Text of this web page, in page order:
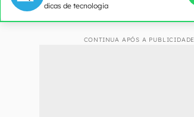
dicas de tecnologia
CONTINUA APÓS A PUBLICIDADE